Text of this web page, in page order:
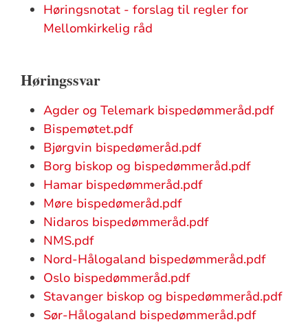
Høringsnotat - forslag til regler for
Mellomkirkelig råd
Høringssvar
Agder og Telemark bispedømmeråd.pdf
Bispemøtet.pdf
Bjørgvin bispedømeråd.pdf
Borg biskop og bispedømmeråd.pdf
Hamar bispedømmeråd.pdf
Møre bispedømeråd.pdf
Nidaros bispedømmeråd.pdf
NMS.pdf
Nord-Hålogaland bispedømmeråd.pdf
Oslo bispedømmeråd.pdf
Stavanger biskop og bispedømmeråd.pdf
Sør-Hålogaland bispedømmeråd.pdf